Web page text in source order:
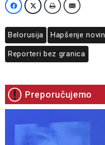
Belorusija Hapšenje
Reporteri bez granica
Preporučujemo